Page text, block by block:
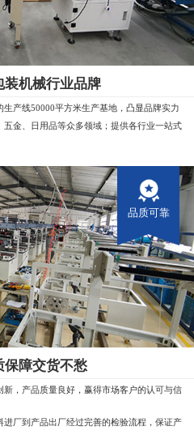
装机械行业品牌
产线50000平方米生产基地，凸显品牌实力
金、日用品等众多领域；提供各行业一站式
品质可靠
保障交货不愁
，产品质量良好，赢得市场客户的认可与信
厂到产品出厂经过完善的检验流程，保证产